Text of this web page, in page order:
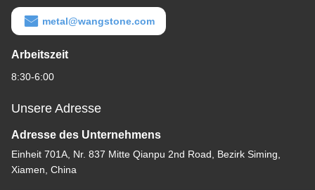
metal@wangstone.com
Arbeitszeit
8:30-6:00
Unsere Adresse
Adresse des Unternehmens
Einheit 701A, Nr. 837 Mitte Qianpu 2nd Road, Bezirk Siming,
Xiamen, China